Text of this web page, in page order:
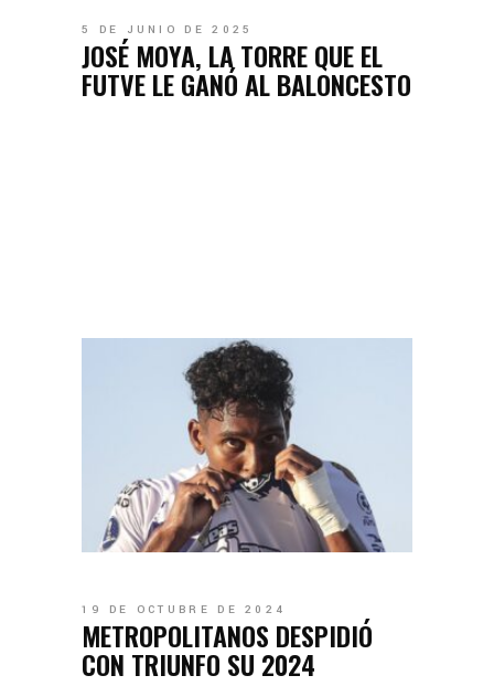
5 DE JUNIO DE 2025
JOSÉ MOYA, LA TORRE QUE EL
FUTVE LE GANÓ AL BALONCESTO
19 DE OCTUBRE DE 2024
METROPOLITANOS DESPIDIÓ
CON TRIUNFO SU 2024